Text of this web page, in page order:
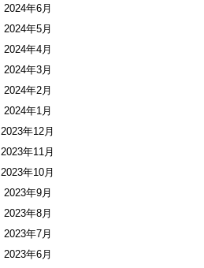
2024年6月
2024年5月
2024年4月
2024年3月
2024年2月
2024年1月
2023年12月
2023年11月
2023年10月
2023年9月
2023年8月
2023年7月
2023年6月